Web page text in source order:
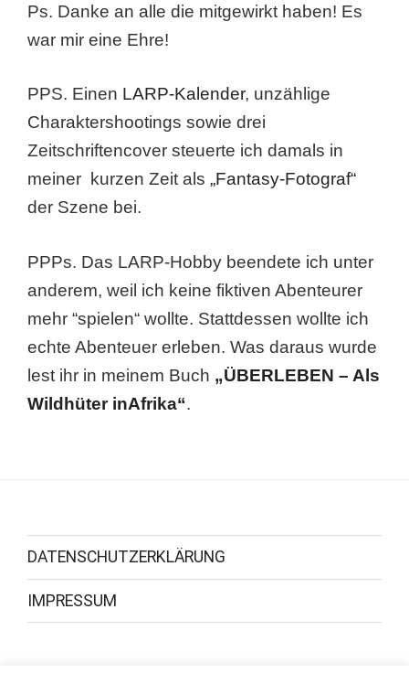
Ps. Danke an alle die mitgewirkt haben! Es
war mir eine Ehre!
PPS. Einen LARP-Kalender, unzählige
Charaktershootings sowie drei
Zeitschriftencover steuerte ich damals in
meiner kurzen Zeit als „Fantasy-Fotograf“
der Szene bei.
PPPs. Das LARP-Hobby beendete ich unter
anderem, weil ich keine fiktiven Abenteurer
mehr “spielen“ wollte. Stattdessen wollte ich
echte Abenteuer erleben. Was daraus wurde
lest ihr in meinem Buch „ÜBERLEBEN – Als
Wildhüter inAfrika“.
DATENSCHUTZERKLÄRUNG
IMPRESSUM